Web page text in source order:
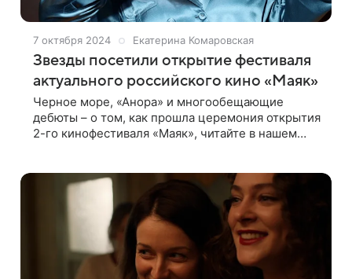
7 октября 2024 Екатерина Комаровская
Звезды посетили открытие фестиваля
актуального российского кино «Маяк»
Черное море, «Анора» и многообещающие
дебюты – о том, как прошла церемония открытия
2-го кинофестиваля «Маяк», читайте в нашем